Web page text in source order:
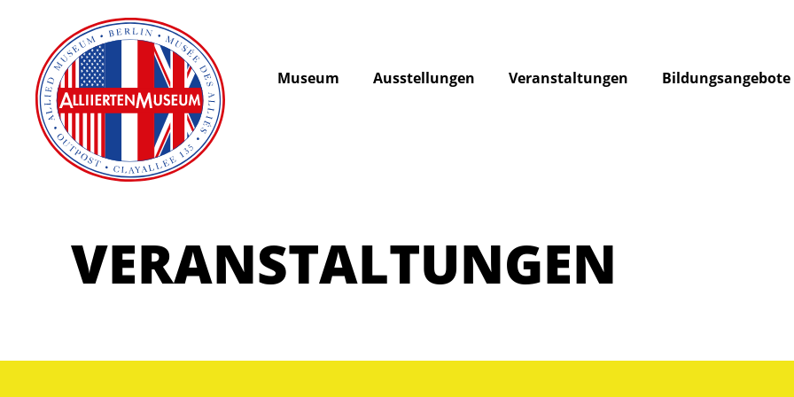
Museum Ausstellungen Veranstaltungen Bildungsangebote
VERANSTALTUNGEN